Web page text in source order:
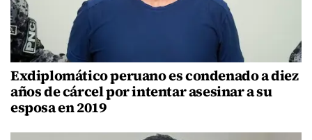
Exdiplomático peruano es condenado a diez
años de cárcel por intentar asesinar a su
esposa en 2019